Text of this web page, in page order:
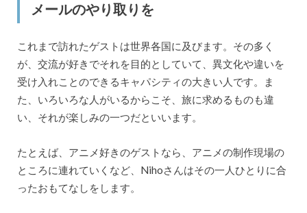
メールのやり取りを
これまで訪れたゲストは世界各国に及びます。その多く
が、交流が好きでそれを目的としていて、異文化や違いを
受け入れことのできるキャパシティの大きい人です。ま
た、いろいろな人がいるからこそ、旅に求めるものも違
い、それが楽しみの一つだといいます。
たとえば、アニメ好きのゲストなら、アニメの制作現場の
ところに連れていくなど、Nihoさんはその一人ひとりに合
ったおもてなしをします。